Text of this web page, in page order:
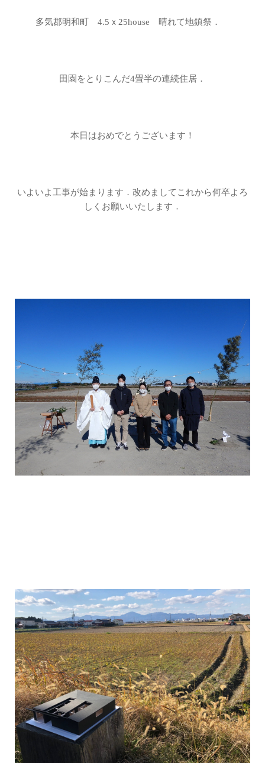
多気郡明和町 4.5ｘ25house 晴れて地鎮祭．
田園をとりこんだ4畳半の連続住居．
本日はおめでとうございます！
いよいよ工事が始まります．改めましてこれから何卒よろ
しくお願いいたします．